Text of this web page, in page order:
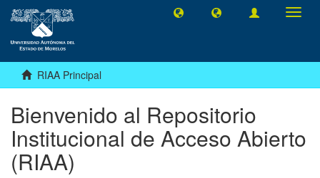
RIAA Principal
Bienvenido al Repositorio
Institucional de Acceso Abierto
(RIAA)